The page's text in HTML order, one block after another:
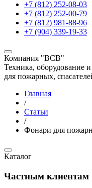
+7 (812) 252-08-03
+7 (812) 252-00-79
+7 (812) 981-88-96
+7 (904) 339-19-33
Компания "ВСВ"
Техника, оборудование
для пожарных,
Главная
/
Статьи
/
Фонари для
Каталог
Частным клиентам